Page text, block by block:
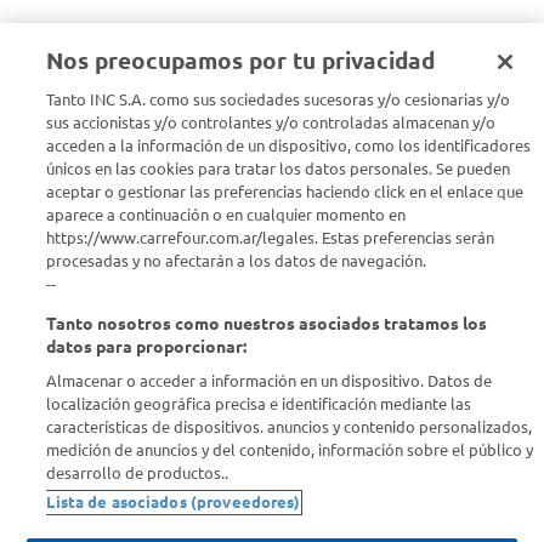
Seguinos en :
Estamos para ayudarte
¿Tenés una consulta? Comunicate con nosotrosacá
Descubrí Carrefour
Conocenos
Info útil
Comprá Online
Nos preocupamos por tu privacidad
Tanto INC S.A. como sus sociedades sucesoras y/o cesionarias y/o
sus accionistas y/o controlantes y/o controladas almacenan y/o
acceden a la información de un dispositivo, como los identificadores
únicos en las cookies para tratar los datos personales. Se pueden
aceptar o gestionar las preferencias haciendo click en el enlace que
aparece a continuación o en cualquier momento en
https://www.carrefour.com.ar/legales. Estas preferencias serán
procesadas y no afectarán a los datos de navegación.
--
Tanto nosotros como nuestros asociados tratamos los
datos para proporcionar:
Almacenar o acceder a información en un dispositivo. Datos de
localización geográfica precisa e identificación mediante las
características de dispositivos. anuncios y contenido personalizados,
medición de anuncios y del contenido, información sobre el público y
desarrollo de productos..
Lista de asociados (proveedores)